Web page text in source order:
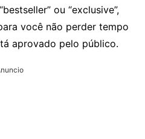
ou “exclusive”,
você não perder tempo
aprovado pelo público.